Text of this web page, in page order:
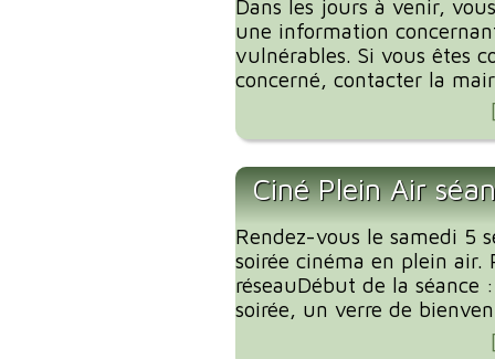
Dans les jours à venir,
une information
vulnérables. Si vous êtes
concerné, contacter la
Ciné Plein Air
Rendez-vous le samedi 5
soirée cinéma en plein
réseauDébut de la
soirée, un verre de